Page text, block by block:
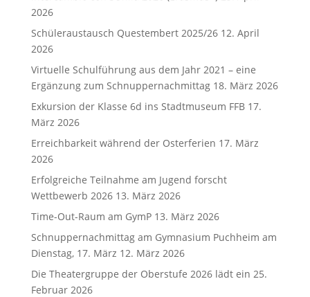
2026
Schüleraustausch Questembert 2025/26 12. April
2026
Virtuelle Schulführung aus dem Jahr 2021 – eine
Ergänzung zum Schnuppernachmittag 18. März 2026
Exkursion der Klasse 6d ins Stadtmuseum FFB 17.
März 2026
Erreichbarkeit während der Osterferien 17. März
2026
Erfolgreiche Teilnahme am Jugend forscht
Wettbewerb 2026 13. März 2026
Time-Out-Raum am GymP 13. März 2026
Schnuppernachmittag am Gymnasium Puchheim am
Dienstag, 17. März 12. März 2026
Die Theatergruppe der Oberstufe 2026 lädt ein 25.
Februar 2026